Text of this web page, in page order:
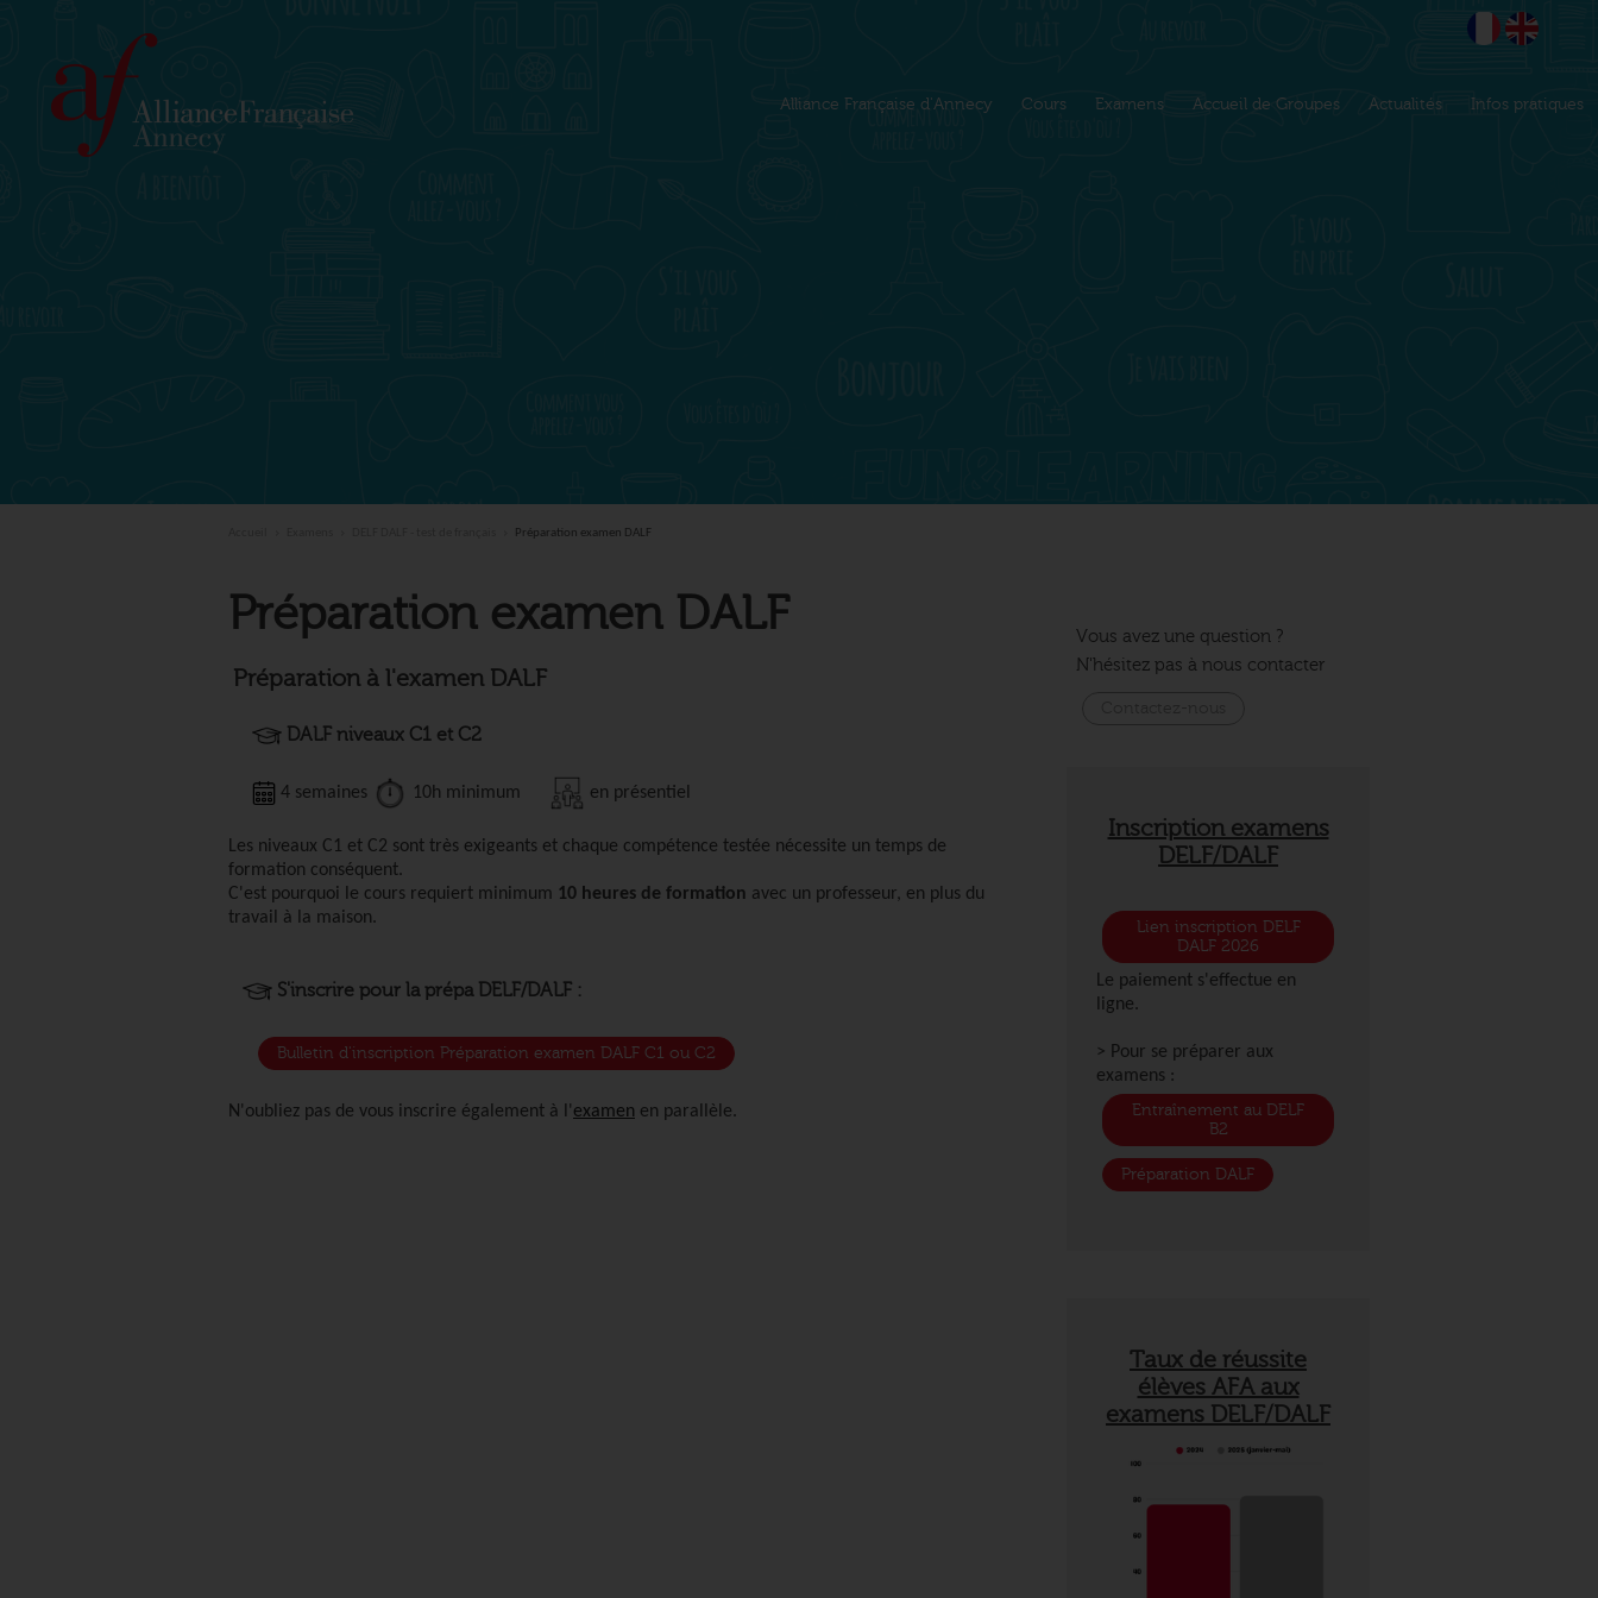
Alliance Française d'Annecy Cours Examens Accueil de Groupes Actualités Infos pratiques
Préparation à
l'examen DALF
Préparation examen DALF
Préparation examen DALF
Préparation à l'examen DALF
DALF niveaux C1 et C2
4 semaines 10h minimum en présentiel
Les niveaux C1 et C2 sont très exigeants et chaque compétence testée nécessite un temps de
formation conséquent.
C'est pourquoi le cours requiert minimum 10 heures de formation avec un professeur, en plus du
travail à la maison.
S'inscrire pour la prépa DELF/DALF :
Bulletin d'inscription Préparation examen DALF C1 ou C2
N'oubliez pas de vous inscrire également à l'examen en parallèle.
Vous avez une question ?
N'hésitez pas à nous contacter
Inscription examens
DELF/DALF
Lien inscription DELF
DALF 2026
Le paiement s'effectue en
ligne.
> Pour se préparer aux
examens :
Entraînement au DELF
B2
Préparation DALF
Taux de réussite
élèves AFA aux
examens DELF/DALF